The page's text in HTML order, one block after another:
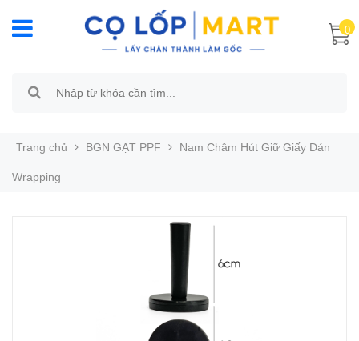
0
Trang chủ BGN GẠT PPF Nam Châm Hút Giữ Giấy Dán
Wrapping